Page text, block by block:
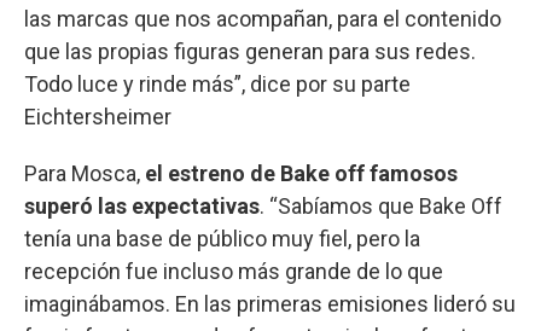
las marcas que nos acompañan, para el contenido
que las propias figuras generan para sus redes.
Todo luce y rinde más”, dice por su parte
Eichtersheimer
Para Mosca, el estreno de Bake off famosos
superó las expectativas. “Sabíamos que Bake Off
tenía una base de público muy fiel, pero la
recepción fue incluso más grande de lo que
imaginábamos. En las primeras emisiones lideró su